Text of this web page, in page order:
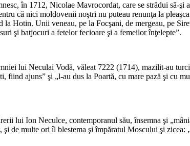
în 1712, Nicolae Mavrocordat, care se strădui să-
că nici moldovenii noştri nu puteau renunţa la
la Hotin. Unii veneau, pe la Focşani, de mergeau, pe
şi batjocuri a fetelor fecioare şi a femeilor înţelepte”.
lui Neculai Vodă, văleat 7222 (1714), mazilit-au
fiind ajuns” şi „l-au dus la Poartă, cu mare pază şi cu
lui Ion Neculce, contemporanul său, însemna şi
şi de multe ori îl blestema şi împăratul Moscului şi